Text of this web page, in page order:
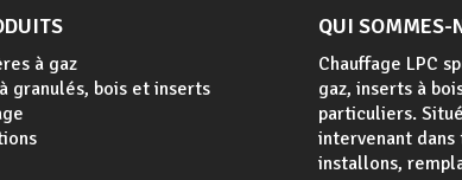
à gaz
granulés, bois et inserts
QUI SOMMES-
Chauffage LPC
gaz, inserts à
particuliers.
intervenant dans
installons,